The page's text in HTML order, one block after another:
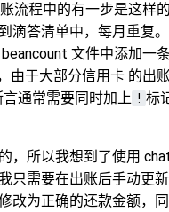
流程中的有一步是这样
滴答清单中，每月重复
文件中添加一
由于大部分信用卡 的出
通常需要同时加上 ! 标
，所以我想到了使用
只需要在出账后手动更
改为正确的还款金额，